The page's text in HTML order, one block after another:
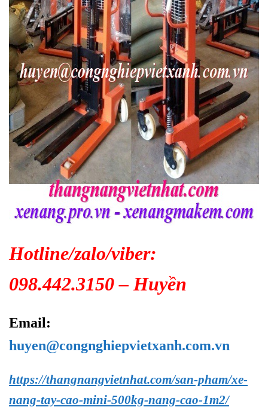
Hotline/zalo/viber:
098.442.3150 – Huyền
Email:
huyen@congnghiepvietxanh.com.vn
https://thangnangvietnhat.com/san-pham/xe-
nang-tay-cao-mini-500kg-nang-cao-1m2/